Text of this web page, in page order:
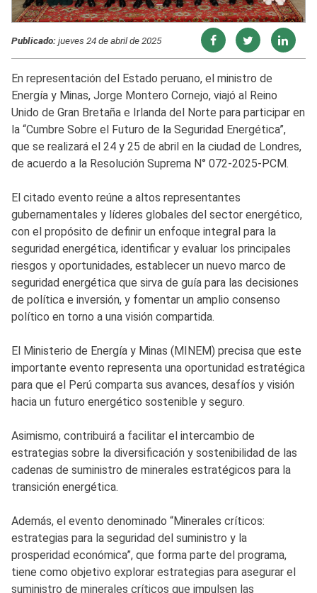
Publicado:jueves 24 de abril de 2025
En representación del Estado peruano, el ministro de
Energía y Minas, Jorge Montero Cornejo, viajó al Reino
Unido de Gran Bretaña e Irlanda del Norte para participar en
la “Cumbre Sobre el Futuro de la Seguridad Energética”,
que se realizará el 24 y 25 de abril en la ciudad de Londres,
de acuerdo a la Resolución Suprema N° 072-2025-PCM.
El citado evento reúne a altos representantes
gubernamentales y líderes globales del sector energético,
con el propósito de definir un enfoque integral para la
seguridad energética, identificar y evaluar los principales
riesgos y oportunidades, establecer un nuevo marco de
seguridad energética que sirva de guía para las decisiones
de política e inversión, y fomentar un amplio consenso
político en torno a una visión compartida.
El Ministerio de Energía y Minas (MINEM) precisa que este
importante evento representa una oportunidad estratégica
para que el Perú comparta sus avances, desafíos y visión
hacia un futuro energético sostenible y seguro.
Asimismo, contribuirá a facilitar el intercambio de
estrategias sobre la diversificación y sostenibilidad de las
cadenas de suministro de minerales estratégicos para la
transición energética.
Además, el evento denominado “Minerales críticos:
estrategias para la seguridad del suministro y la
prosperidad económica”, que forma parte del programa,
tiene como objetivo explorar estrategias para asegurar el
suministro de minerales críticos que impulsen las